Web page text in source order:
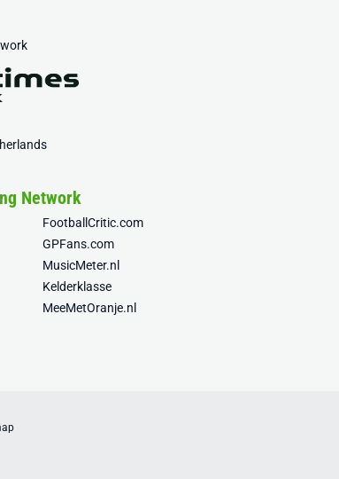
Network
FootballCritic.com
GPFans.com
MusicMeter.nl
Kelderklasse
MeeMetOranje.nl